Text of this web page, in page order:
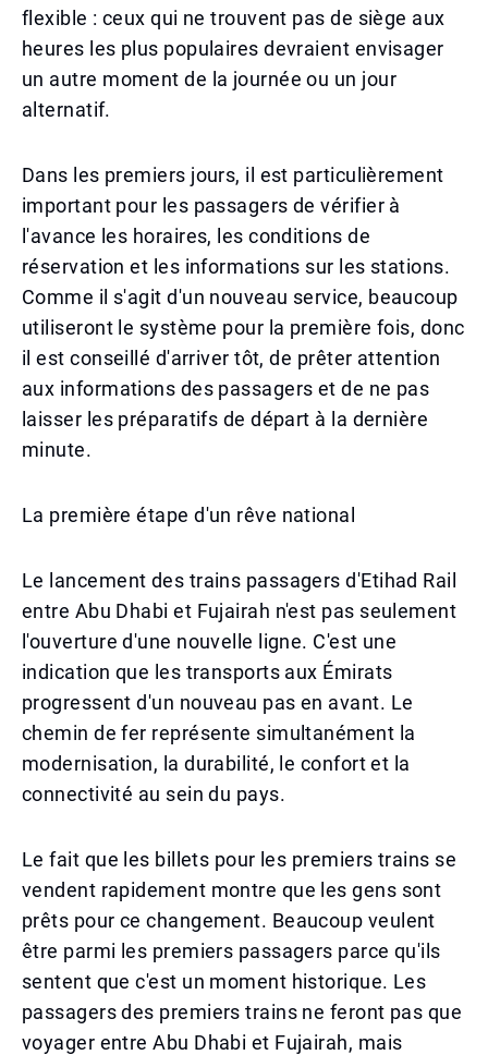
flexible : ceux qui ne trouvent pas de siège aux
heures les plus populaires devraient envisager
un autre moment de la journée ou un jour
alternatif.
Dans les premiers jours, il est particulièrement
important pour les passagers de vérifier à
l'avance les horaires, les conditions de
réservation et les informations sur les stations.
Comme il s'agit d'un nouveau service, beaucoup
utiliseront le système pour la première fois, donc
il est conseillé d'arriver tôt, de prêter attention
aux informations des passagers et de ne pas
laisser les préparatifs de départ à la dernière
minute.
La première étape d'un rêve national
Le lancement des trains passagers d'Etihad Rail
entre Abu Dhabi et Fujairah n'est pas seulement
l'ouverture d'une nouvelle ligne. C'est une
indication que les transports aux Émirats
progressent d'un nouveau pas en avant. Le
chemin de fer représente simultanément la
modernisation, la durabilité, le confort et la
connectivité au sein du pays.
Le fait que les billets pour les premiers trains se
vendent rapidement montre que les gens sont
prêts pour ce changement. Beaucoup veulent
être parmi les premiers passagers parce qu'ils
sentent que c'est un moment historique. Les
passagers des premiers trains ne feront pas que
voyager entre Abu Dhabi et Fujairah, mais